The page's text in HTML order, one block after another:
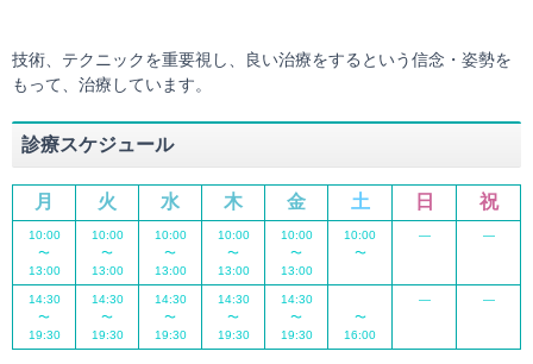
技術、テクニックを重要視し、良い治療をするという信念・姿勢を
もって、治療しています。
診療スケジュール
月 火 水 木 金 土 日 祝
10:00
〜
13:00
10:00
〜
13:00
10:00
〜
13:00
10:00
〜
13:00
10:00
〜
13:00
10:00
〜
― ―
14:30
〜
19:30
14:30
〜
19:30
14:30
〜
19:30
14:30
〜
19:30
14:30
〜
19:30
〜
16:00
― ―